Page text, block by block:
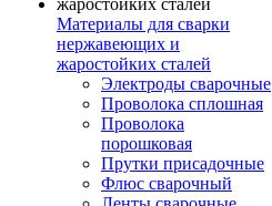
Материалы для сварки
нержавеющих и
жаростойких сталей
Электроды сварочные
Проволока сплошная
Проволока
порошковая
Прутки присадочные
Флюс сварочный